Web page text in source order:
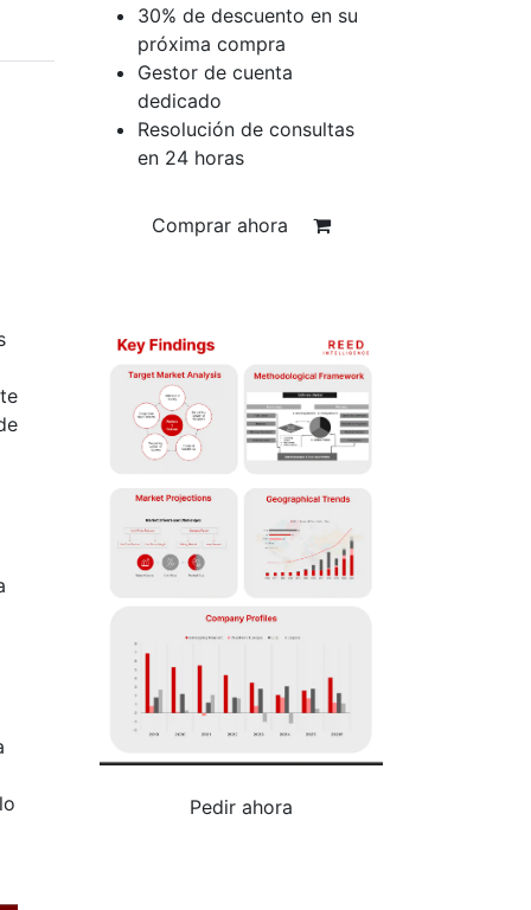
30% de descuento en su
próxima compra
Gestor de cuenta
dedicado
Resolución de consultas
en 24 horas
Comprar ahora
Pedir ahora